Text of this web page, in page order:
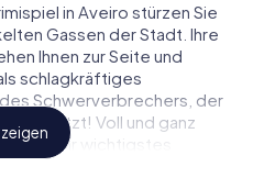
in Aveiro stürzen Sie
Gassen der Stadt. Ihre
Ihnen zur Seite und
schlagkräftiges
Schwerverbrechers, der
versetzt! Voll und ganz
auf Ihr wichtigstes
Mittels GPS-Navigation